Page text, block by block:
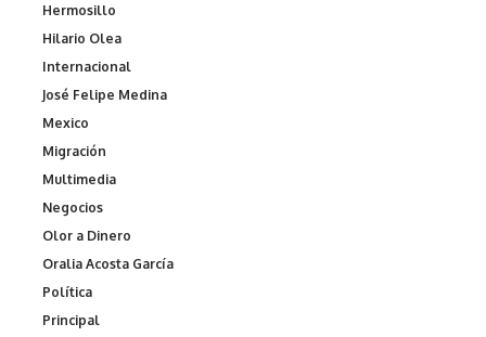
Hermosillo
Hilario Olea
Internacional
José Felipe Medina
Mexico
Migración
Multimedia
Negocios
Olor a Dinero
Oralia Acosta García
Política
Principal